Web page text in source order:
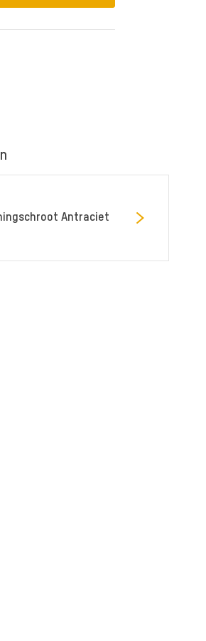
Antraciet